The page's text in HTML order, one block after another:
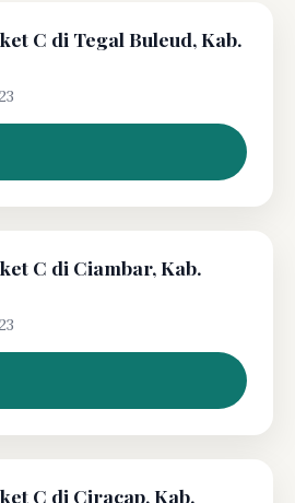
C di Tegal Buleud, Kab.
C di Ciambar, Kab.
C di Ciracap, Kab.